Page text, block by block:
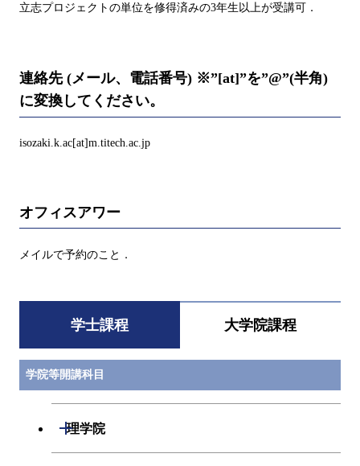
立志プロジェクトの単位を修得済みの3年生以上が受講可．
連絡先 (メール、電話番号) ※”[at]”を”@”(半角)
に変換してください。
isozaki.k.ac[at]m.titech.ac.jp
オフィスアワー
メイルで予約のこと．
学士課程 大学院課程
学院等開講科目
理学院
開閉